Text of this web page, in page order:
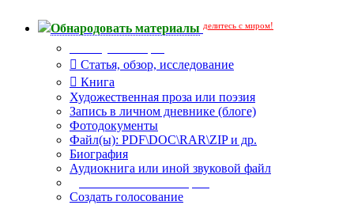
Обнародовать материалы делитесь с миром!
Статья, обзор, исследование
Книга
Художественная проза или поэзия
Запись в личном дневнике (блоге)
Фотодокументы
Файл(ы): PDF\DOC\RAR\ZIP и др.
Биография
Аудиокнига или иной звуковой файл
Создать голосование